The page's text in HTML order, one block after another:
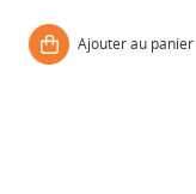
Ajouter au panier